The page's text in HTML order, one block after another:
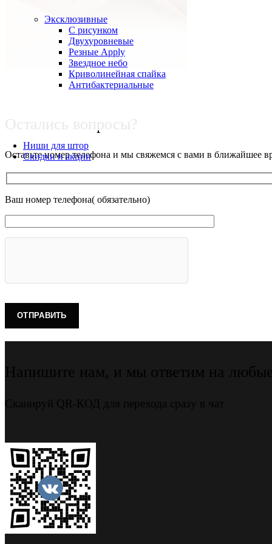
Эксклюзивные
С рисунком
Двухуровневые
Резные Apply
Звездное небо
Криволинейная спайка
Антибактериальные
Ниши для штор
Скидки и акции
Оставьте номер телефона и мы свяжемся с вами в ближайшее
Ваш номер телефона( обязательно)
Напишите нам, и мы ответим на
Сканируй QR-КОД для перехода сразу в чат